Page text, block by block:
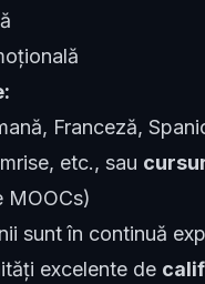
Franceză,
etc., sau
MOOCs)
sunt în continuă
excelente de